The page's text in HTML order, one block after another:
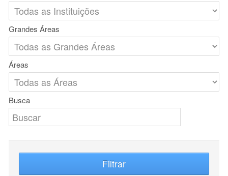
Grandes Áreas
Áreas
Busca
Filtrar